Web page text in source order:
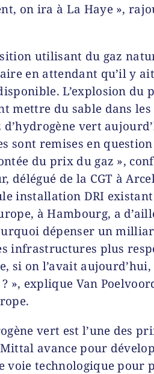
on ira à La Haye »,
utilisant du gaz
en attendant qu’il y
L’explosion du
mettre du sable dans les
d’hydrogène vert
sont remises en
du prix du gaz »,
délégué de la CGT à
installation DRI existant
à Hambourg, a
dépenser un
infrastructures plus
si on l’avait aujourd’hui,
? », explique Van
vert est l’une des
avance pour
voie technologique pour